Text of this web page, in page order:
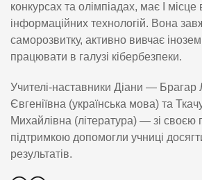
конкурсах та олімпіадах, має І місце
інформаційних технологій. Вона
саморозвитку, активно вивчає
працювати в галузі кібербезпеки.
Учителі-наставники Діани —
Євгеніївна (українська мова) та
Михайлівна (література) — зі
підтримкою допомогли учниці
результатів.